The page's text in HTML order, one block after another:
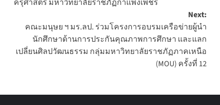
ครุศาสตร์ มหาวิทยาลัยราชภัฏกำแพงเพชร
Next:
คณะมนุษย ฯ มร.ลป. ร่วมโครงการอบรมเครือข่ายผู้นำ
นักศึกษาด้านการประกันคุณภาพการศึกษา และแลก
เปลี่ยนศิลปวัฒนธรรม กลุ่มมหาวิทยาลัยราชภัฏภาคเหนือ
(MOU) ครั้งที่ 12